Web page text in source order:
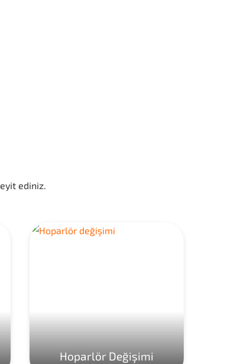
ediniz.
Hoparlör Değişimi